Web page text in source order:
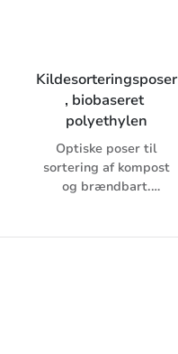
Kildesorteringsposer
, biobaseret
polyethylen
Optiske poser til
sortering af kompost
og brændbart.
mindst 70 %